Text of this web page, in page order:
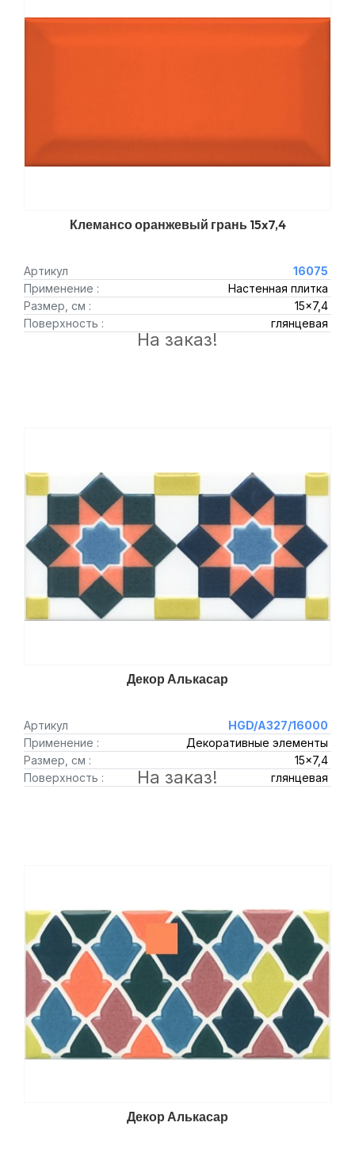
Клемансо оранжевый грань 15x7,4
Артикул
16075
Применение :
Настенная плитка
Размер, см :
15x7,4
Поверхность :
глянцевая
На заказ!
Декор Алькасар
Артикул
HGD/A327/16000
Применение :
Декоративные элементы
Размер, см :
15x7,4
Поверхность :
глянцевая
На заказ!
Декор Алькасар